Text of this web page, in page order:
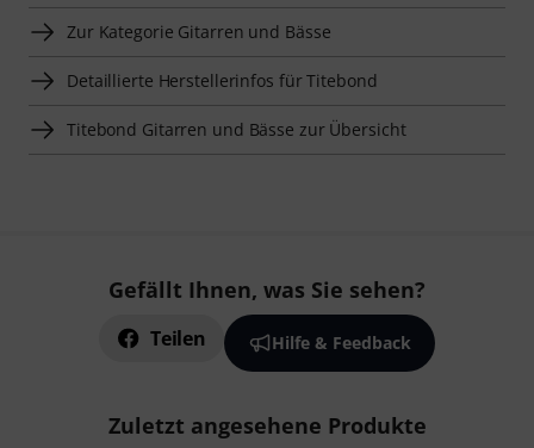
Zur Kategorie Gitarren und Bässe
Detaillierte Herstellerinfos für Titebond
Titebond Gitarren und Bässe zur Übersicht
Gefällt Ihnen, was Sie sehen?
Teilen Hilfe & Feedback
Zuletzt angesehene Produkte